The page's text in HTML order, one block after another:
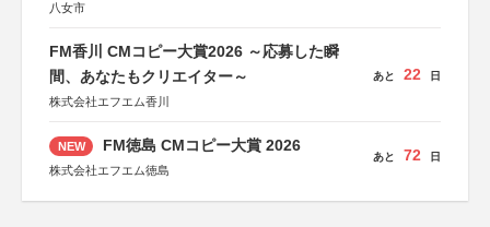
八女市
FM香川 CMコピー大賞2026 ～応募した瞬
間、あなたもクリエイター～
株式会社エフエム香川
あと 22 日
NEW FM徳島 CMコピー大賞 2026
株式会社エフエム徳島
あと 72 日